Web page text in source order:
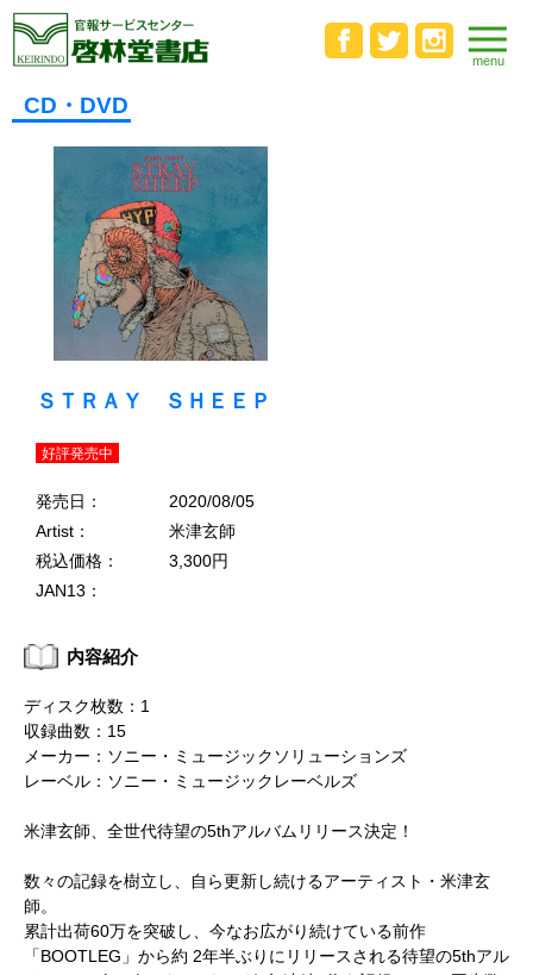
CD・DVD
ＳＴＲＡＹ ＳＨＥＥＰ
好評発売中
発売日：
2020/08/05
Artist：
米津玄師
税込価格：
3,300円
JAN13：
内容紹介
ディスク枚数：1
収録曲数：15
メーカー：ソニー・ミュージックソリューションズ
レーベル：ソニー・ミュージックレーベルズ
米津玄師、全世代待望の5thアルバムリリース決定！
数々の記録を樹立し、自ら更新し続けるアーティスト・米津玄
師。
累計出荷60万を突破し、今なお広がり続けている前作
「BOOTLEG」から約 2年半ぶりにリリースされる待望の5thアル